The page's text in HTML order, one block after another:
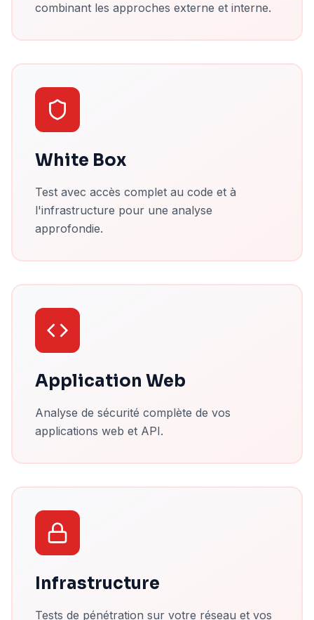
combinant les approches externe et interne.
White Box
Test avec accès complet au code et à
l'infrastructure pour une analyse
approfondie.
Application Web
Analyse de sécurité complète de vos
applications web et API.
Infrastructure
Tests de pénétration sur votre réseau et vos